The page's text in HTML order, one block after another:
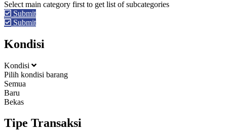
Submit
Submit
Kondisi
Kondisi
Pilih kondisi barang
Semua
Baru
Bekas
Tipe Transaksi